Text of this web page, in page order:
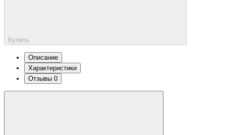
Купить
Описание
Характеристики
Отзывы 0